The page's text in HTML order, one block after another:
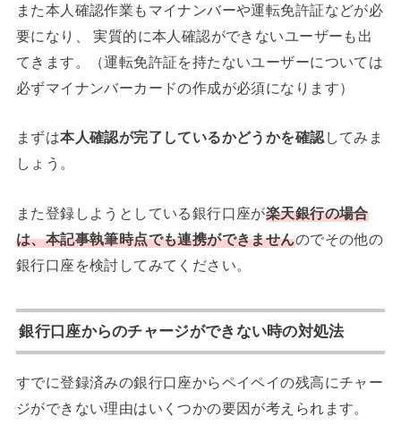
また本人確認作業もマイナンバーや運転免許証などが必
要になり、 実質的に本人確認ができないユーザーも出
てきます。（運転免許証を持たないユーザーについては
必ずマイナンバーカードの作成が必須になります）
まずは本人確認が完了しているかどうかを確認 してみま
しょう。
また登録しようとしている銀行口座が楽天銀行の場合
は、本記事執筆時点でも連携ができませんのでその他の
銀行口座を検討してみてください。
銀行口座からのチャージができない時の対処法
すでに登録済みの銀行口座からペイペイの残高にチャー
ジができない理由はいくつかの要因が考えられます。